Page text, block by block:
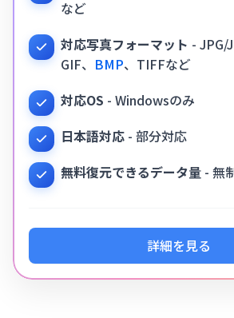
など
対応写真フォーマット - JPG/
GIF、 BMP、TIFFなど
対応OS - Windowsのみ
日本語対応 - 部分対応
無料復元できるデータ量 - 無
詳細を見る